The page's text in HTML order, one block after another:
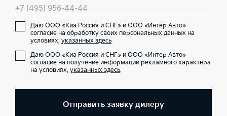
+7 (495) 956-44-44
Даю ООО «Киа Россия и СНГ» и ООО «Интер Авто»
согласие на обработку своих персональных данных на
условиях, указанных здесь
Даю ООО «Киа Россия и СНГ» и ООО «Интер Авто»
согласие на получение информации рекламного характера
на условиях, указанных здесь.
Отправить заявку дилеру